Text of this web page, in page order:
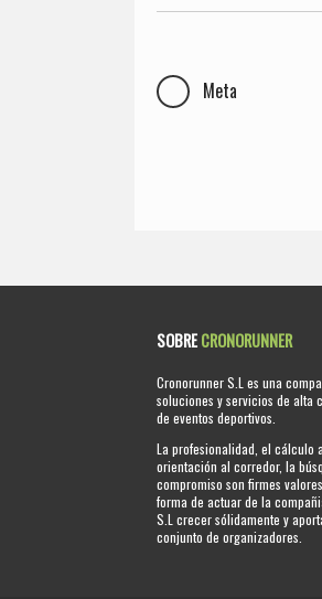
Meta
SOBRECRONORUNNER
Cronorunner S.L es una
soluciones y servicios de alta
de eventos deportivos.
La profesionalidad, el cálculo
orientación al corredor, la
compromiso son firmes
forma de actuar de la
S.L crecer sólidamente y
conjunto de organizadores.